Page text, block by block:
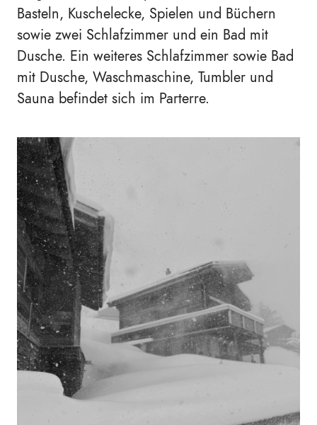
Basteln, Kuschelecke, Spielen und Büchern
sowie zwei Schlafzimmer und ein Bad mit
Dusche. Ein weiteres Schlafzimmer sowie Bad
mit Dusche, Waschmaschine, Tumbler und
Sauna befindet sich im Parterre.